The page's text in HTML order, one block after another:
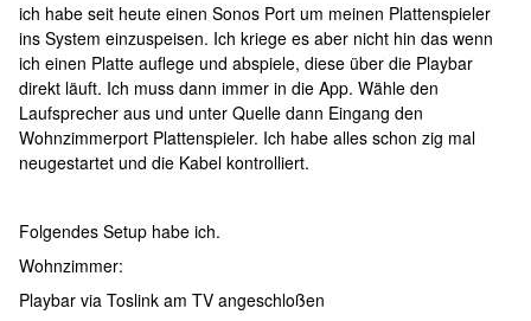
ich habe seit heute einen Sonos Port um meinen Plattenspieler
ins System einzuspeisen. Ich kriege es aber nicht hin das wenn
ich einen Platte auflege und abspiele, diese über die Playbar
direkt läuft. Ich muss dann immer in die App. Wähle den
Laufsprecher aus und unter Quelle dann Eingang den
Wohnzimmerport Plattenspieler. Ich habe alles schon zig mal
neugestartet und die Kabel kontrolliert.
Folgendes Setup habe ich.
Wohnzimmer:
Playbar via Toslink am TV angeschloßen